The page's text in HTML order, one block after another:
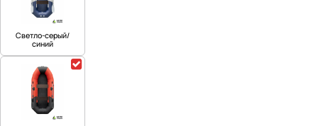
Светло-серый/
синий